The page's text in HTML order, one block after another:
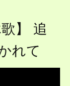
】 追
れて